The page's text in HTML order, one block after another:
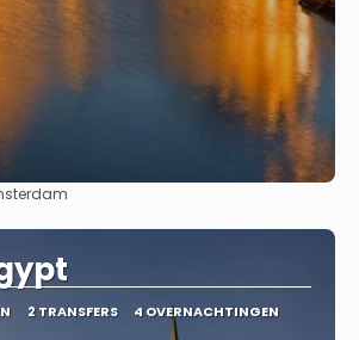
2 TRANSFERS 4 OVERNACHTINGEN